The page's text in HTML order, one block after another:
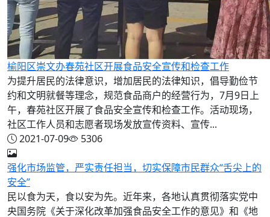
榆阳区崇文办春苑社区开展食品安全宣传和检查工作
为提升居民的法律意识，增加居民的法律知识，倡导勤俭节
约和文明就餐等理念，规范食品商户的经营行为，7月9日上
午，春苑社区开展了食品安全宣传和检查工作。活动现场，
社区工作人员和志愿者现场发放宣传资料、宣传...
2021-07-09
5306
强化市场监管，严实责任担当，切实保障市民群众“舌尖上的
安全”
民以食为天，食以安为先。近年来，各地认真贯彻落实党中
央国务院《关于深化改革加强食品安全工作的意见》和《地